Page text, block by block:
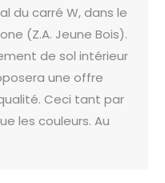
du carré W, dans le
(Z.A. Jeune Bois).
de sol intérieur
une offre
Ceci tant par
les couleurs. Au